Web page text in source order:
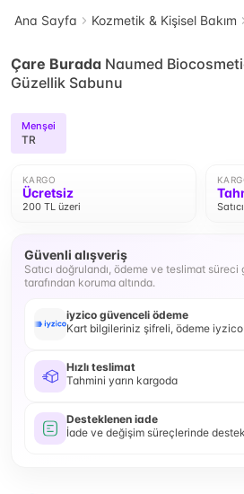
Ana Sayfa Kozmetik & Kişisel Bakım
Çare Burada Naumed
Güzellik Sabunu
Menşei
TR
KARGO
Ücretsiz
200 TL üzeri
Güvenli alışveriş
Satıcı doğrulandı, ödeme ve teslimat
tarafından koruma altında.
iyzico güvenceli ödeme
Kart bilgileriniz şifreli, ödeme iyzico
Hızlı teslimat
Tahmini yarın kargoda
Desteklenen iade
İade ve değişim süreçlerinde